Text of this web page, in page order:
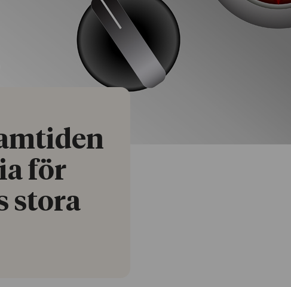
för
stora